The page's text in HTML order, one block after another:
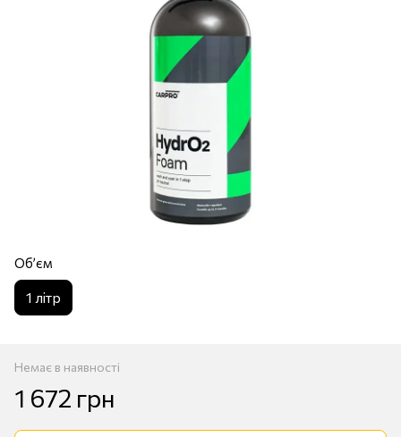
Обʼєм
1 лiтр
Немає в наявності
1 672 грн